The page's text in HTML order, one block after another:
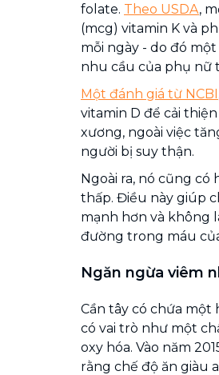
folate. Theo USDA,
(mcg) vitamin K và
mỗi ngày - do đó
nhu cầu của phụ nữ
Một đánh giá từ NCBI
vitamin D để cải
xương, ngoài việc
người bị suy thận.
Ngoài ra, nó cũng
thấp. Điều này giúp
mạnh hơn và không
đường trong máu
Ngăn ngừa viêm
Cần tây có chứa một
có vai trò như một
oxy hóa. Vào năm
rằng chế độ ăn giàu